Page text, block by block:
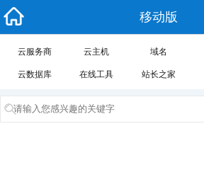
移动版
云服务商 云主机 域名
云数据库 在线工具 站长之家